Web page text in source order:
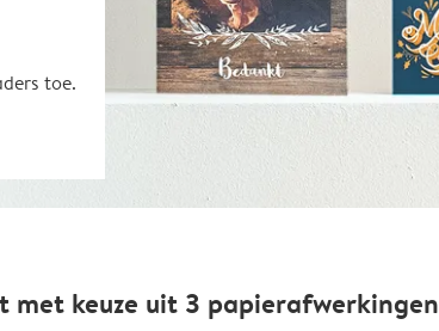
toe.
met keuze uit 3 papierafwerkingen